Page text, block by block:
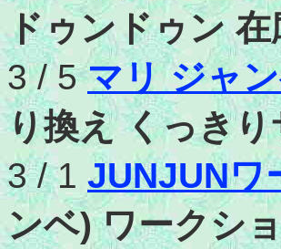
ドゥンドゥン
3 / 5マリ ジャ
り換え くっき
3 / 1 JUNJUNワ
ンベ) ワークシ